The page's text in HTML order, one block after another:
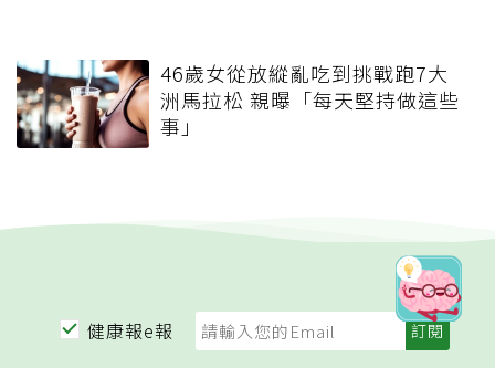
46歲女從放縱亂吃到挑戰跑7大
洲馬拉松 親曝「每天堅持做這些
事」
健康報e報